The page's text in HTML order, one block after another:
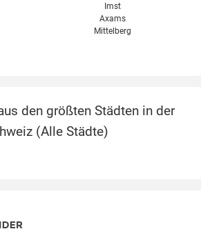
Imst
Axams
Mittelberg
den größten Städten in der
(Alle Städte)